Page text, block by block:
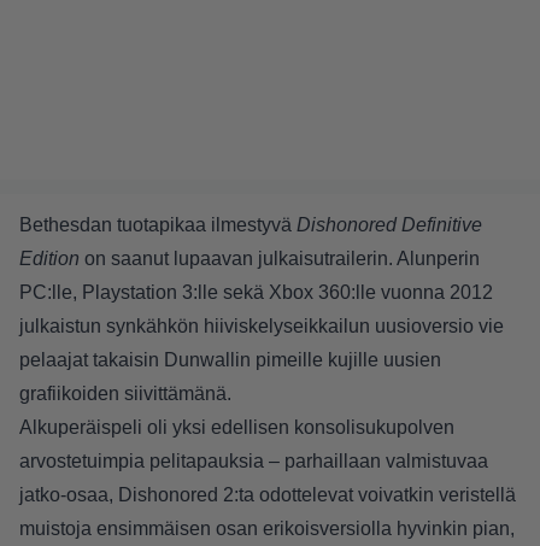
Bethesdan tuotapikaa ilmestyvä Dishonored Definitive
Edition on saanut lupaavan julkaisutrailerin. Alunperin
PC:lle, Playstation 3:lle sekä Xbox 360:lle vuonna 2012
julkaistun synkähkön hiiviskelyseikkailun uusioversio vie
pelaajat takaisin Dunwallin pimeille kujille uusien
grafiikoiden siivittämänä.
Alkuperäispeli oli yksi edellisen konsolisukupolven
arvostetuimpia pelitapauksia – parhaillaan valmistuvaa
jatko-osaa, Dishonored 2:ta odottelevat voivatkin veristellä
muistoja ensimmäisen osan erikoisversiolla hyvinkin pian,